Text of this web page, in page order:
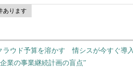
あります
ラウド予算を溶かす 情シスが今すぐ導
業の事業継続計画の盲点”